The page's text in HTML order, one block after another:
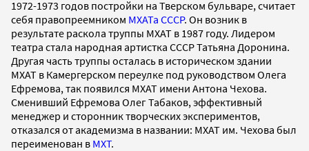
1972-1973 годов постройки на Тверском бульваре, считает
себя правопреемником МХАТа СССР. Он возник в
результате раскола труппы МХАТ в 1987 году. Лидером
театра стала народная артистка СССР Татьяна Доронина.
Другая часть труппы осталась в историческом здании
МХАТ в Камергерском переулке под руководством Олега
Ефремова, так появился МХАТ имени Антона Чехова.
Сменивший Ефремова Олег Табаков, эффективный
менеджер и сторонник творческих экспериментов,
отказался от академизма в названии: МХАТ им. Чехова был
переименован в МХТ.